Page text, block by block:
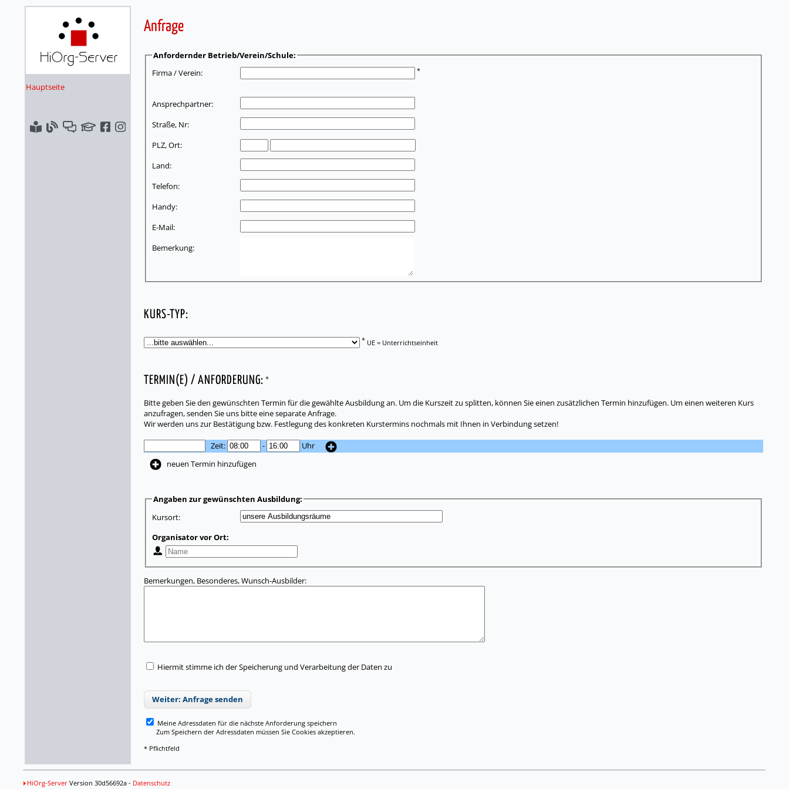
Hauptseite
Anfrage
Anfordernder Betrieb/Verein/Schule:
Firma / Verein:
*
Ansprechpartner:
Straße, Nr:
PLZ, Ort:
Land:
Telefon:
Handy:
E-Mail:
Bemerkung:
KURS-TYP:
* UE = Unterrichtseinheit
TERMIN(E) / ANFORDERUNG: *
Bitte geben Sie den gewünschten Termin für die gewählte Ausbildung an. Um die Kurszeit zu splitten, können Sie einen zusätzlichen Termin hinzufügen. Um einen weiteren Kurs
anzufragen, senden Sie uns bitte eine separate Anfrage.
Wir werden uns zur Bestätigung bzw. Festlegung des konkreten Kurstermins nochmals mit Ihnen in Verbindung setzen!
Zeit: -
Uhr
neuen Termin hinzufügen
Angaben zur gewünschten Ausbildung:
Kursort:
Organisator vor Ort:
Bemerkungen, Besonderes, Wunsch-Ausbilder:
Hiermit stimme ich der Speicherung und Verarbeitung der Daten zu
Weiter: Anfrage senden
Meine Adressdaten für die nächste Anforderung speichern
Zum Speichern der Adressdaten müssen Sie Cookies akzeptieren.
* Pflichtfeld
HiOrg-Server Version 30d56692a - Datenschutz